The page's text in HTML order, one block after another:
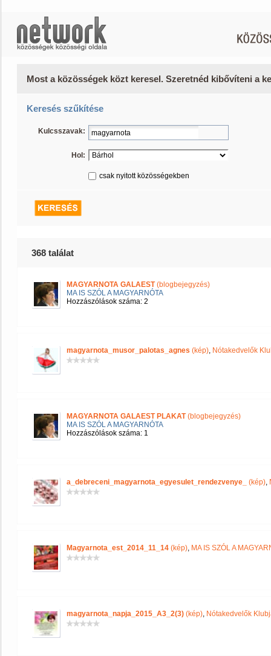
Most a közösségek közt keresel. Szeretnéd kibővíteni a
Keresés szűkítése
Kulcsszavak:
Hol:
csak nyitott közösségekben
368 találat
MAGYARNOTA GALAEST(blogbejegyzés)
MA IS SZÓL A MAGYARNÓTA
Hozzászólások száma: 2
magyarnota_musor_palotas_agnes (kép), Nótakedvelők
MAGYARNOTA GALAEST PLAKAT(blogbejegyzés)
MA IS SZÓL A MAGYARNÓTA
Hozzászólások száma: 1
a_debreceni_magyarnota_egyesulet_rendezvenye_ (kép),
Magyarnota_est_2014_11_14 (kép), MA IS SZÓL A
magyarnota_napja_2015_A3_2(3) (kép), Nótakedvelők